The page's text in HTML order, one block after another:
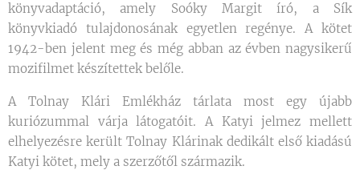
könyvadaptáció, amely Soóky Margit író, a Sík
könyvkiadó tulajdonosának egyetlen regénye. A kötet
1942-ben jelent meg és még abban az évben nagysikerű
mozifilmet készítettek belőle.
A Tolnay Klári Emlékház tárlata most egy újabb
kuriózummal várja látogatóit. A Katyi jelmez mellett
elhelyezésre került Tolnay Klárinak dedikált első kiadású
Katyi kötet, mely a szerzőtől származik.